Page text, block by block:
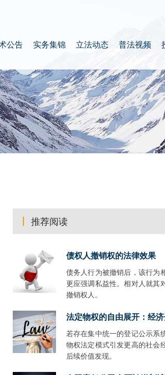
公告 实务集锦 立法动态 普法视频
推荐阅读
债权人撤销权的法律效果
债务人行为被撤销后，该行为
更应强调私益性。相对人就其
撤销权人。
法定物权的自由展开：经
若存在集中统一的登记公示系
物权法定模式引发更高的社会
后续价值发现。